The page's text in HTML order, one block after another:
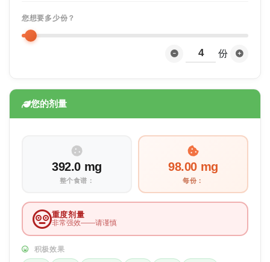
您想要多少份？
份
您的剂量
392.0 mg
整个食谱：
98.00 mg
每份：
重度剂量
非常强效——请谨慎
积极效果